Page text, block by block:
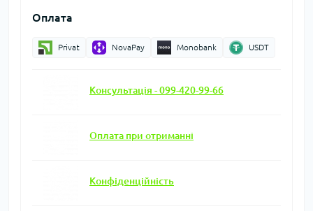
Оплата
Privat NovaPay Monobank USDT
Консультація - 099-420-99-66
Оплата при отриманні
Конфіденційність